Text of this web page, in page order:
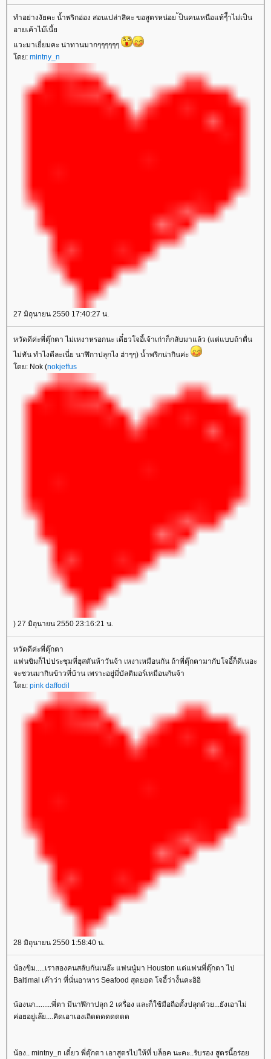
ทำอย่างงัยคะ น้ำพริกอ่อง สอนเปล่าสิคะ ขอสูตรหน่อย ้ป็นคนเหนือแท้ๆืำไม่เป็น
อายเค้าไม๊เนี้
วะมาเยี่ยมคะ น่าทานมากๆๆๆๆๆๆ
ดย: mintny_n
27 มิถุนายน 2550 17:40:27 น.
หวัดดีค่ะพี่ตุ๊กตา ไม่เหงาหรอกนะ เดี๋ยวโจอี้เจ้าเก่าก็กลับมาแล้ว (แต่แบบถ้าตื่น
ไม่ทัน ทำไงดีละเนี่ย นาฬิกาปลุกไง ฮ่าๆๆ) น้ำพริกน่ากินค่ะ
ดย: Nok (nokjeffus
) 27 มิถุนายน 2550 23:16:21 น.
หวัดดีค่ะพี่ตุ๊กตา
ฟนขิมก็ไปประชุมที่ฮุสตันห้าวันจ้า เหงาเหมือนกัน ถ้าพี่ตุ๊กตามากับโจอี้ก็ดีเนอะ
จะชวนมากินข้าวที่บ้าน เพราะอยู่มี่บัลติมอร์เหมือนกันจ้า
ดย: pink daffodil
28 มิถุนายน 2550 1:58:40 น.
น้องขิม.....เราสองคนสลับกันเนอ๊ะ แฟนนู๋มา Houston แต่แฟนพี่ตุ๊กตา ไป
Baltimal เค๊าว่า ที่นั่นอาหาร Seafood สุดยอด โจอี้ว่างั้นคะอิอิ
น้องนก.........พี่ตา มีนาฬิกาปลุก 2 เครื่อง และก็ใช้มือถือตั้งปลุกด้วย...ยังเอาไม่
ค่อยอยู่เล๊ย....คิดเอาเองเถิดดดดดดดด
น้อง.. mintny_n เดี๋ยว พี่ตุ๊กตา เอาสูตรไปให้ที่ บล็อค นะคะ..รับรอง สูตรนี้อร่อ